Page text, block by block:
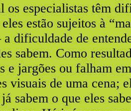
os especialistas têm
estão sujeitos à
a dificuldade de
sabem. Como
e jargões ou falham
visuais de uma cena;
sabem o que eles